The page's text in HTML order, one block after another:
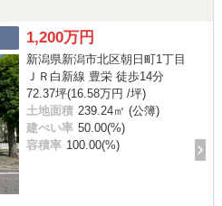
1,200万円
新潟県新潟市北区朝日町1丁目
ＪＲ白新線 豊栄 徒歩14分
72.37坪(16.58万円 /坪)
土地面積 239.24㎡ (公簿)
建ぺい率 50.00(%)
容積率 100.00(%)